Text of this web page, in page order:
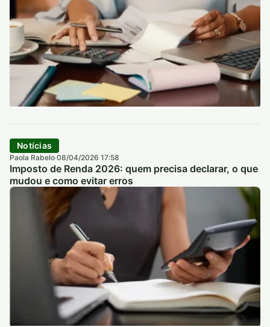
Notícias
Paola Rabelo·08/04/2026 17:58
Imposto de Renda 2026: quem precisa declarar, o que
mudou e como evitar erros